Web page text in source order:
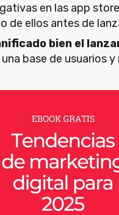
en las app
de ellos antes de
bien el
base de usuarios